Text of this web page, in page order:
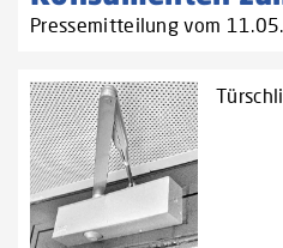
Pressemitteilung vom